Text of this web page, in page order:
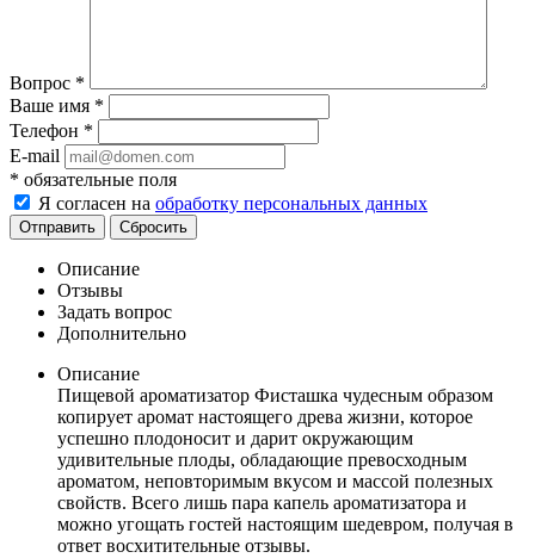
Вопрос *
Ваше имя *
Телефон *
E-mail
* обязательные поля
Я согласен на обработку персональных данных
Отправить Сбросить
Описание
Отзывы
Задать вопрос
Дополнительно
Описание
Пищевой ароматизатор Фисташка чудесным образом
копирует аромат настоящего древа жизни, которое
успешно плодоносит и дарит окружающим
удивительные плоды, обладающие превосходным
ароматом, неповторимым вкусом и массой полезных
свойств. Всего лишь пара капель ароматизатора и
можно угощать гостей настоящим шедевром, получая в
ответ восхитительные отзывы.